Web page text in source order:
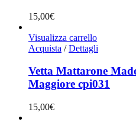
15,00€
Visualizza carrello
Acquista / Dettagli
Vetta Mattarone
Maggiore cpi031
15,00€